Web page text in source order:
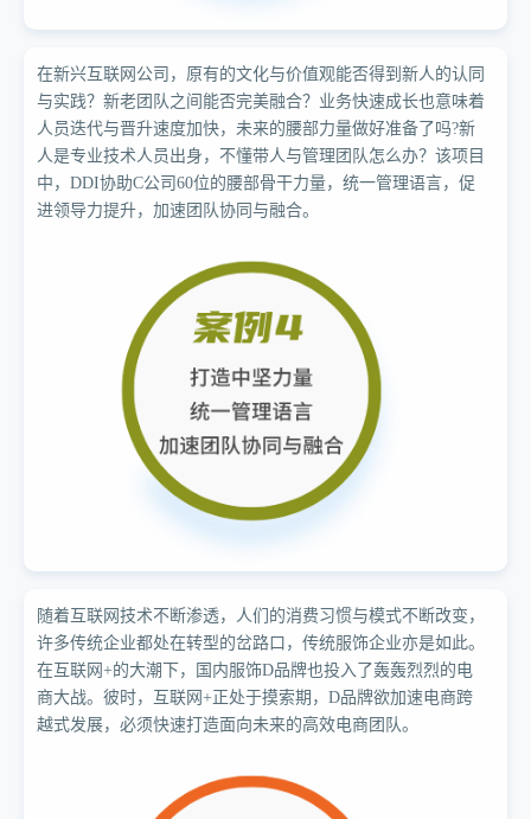
在新兴互联网公司，原有的文化与价值观能否得到新人的认同
与实践？新老团队之间能否完美融合？业务快速成长也意味着
人员迭代与晋升速度加快，未来的腰部力量做好准备了吗?新
人是专业技术人员出身，不懂带人与管理团队怎么办？该项目
中，DDI协助C公司60位的腰部骨干力量，统一管理语言，促
进领导力提升，加速团队协同与融合。
随着互联网技术不断渗透，人们的消费习惯与模式不断改变，
许多传统企业都处在转型的岔路口，传统服饰企业亦是如此。
在互联网+的大潮下，国内服饰D品牌也投入了轰轰烈烈的电
商大战。彼时，互联网+正处于摸索期，D品牌欲加速电商跨
越式发展，必须快速打造面向未来的高效电商团队。